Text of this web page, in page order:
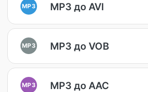
MP3 MP3 до AVI
MP3 MP3 до VOB
MP3 MP3 до AAC